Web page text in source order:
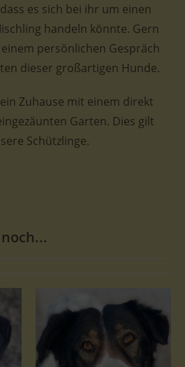
es sich bei ihr um einen
handeln könnte. Gern
persönlichen Gespräch
dieser großartigen Hunde.
Zuhause mit einem direkt
Garten. Dies gilt
Schützlinge.